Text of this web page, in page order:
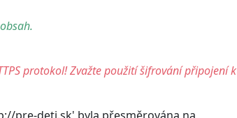
protokol! Zvažte použití šifrování připojení k